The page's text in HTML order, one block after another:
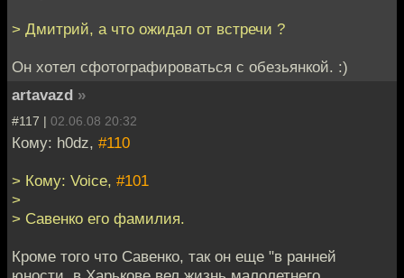
> Дмитрий, а что ожидал от встречи ?
Он хотел сфотографироваться с обезьянкой. :)
artavazd »
#117 | 02.06.08 20:32
Кому: h0dz, #110
> Кому: Voice, #101
>
> Савенко его фамилия.
Кроме того что Савенко, так он еще "в ранней